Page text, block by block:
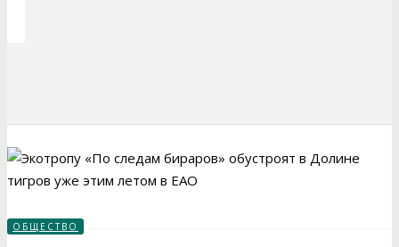
ОБЩЕСТВО